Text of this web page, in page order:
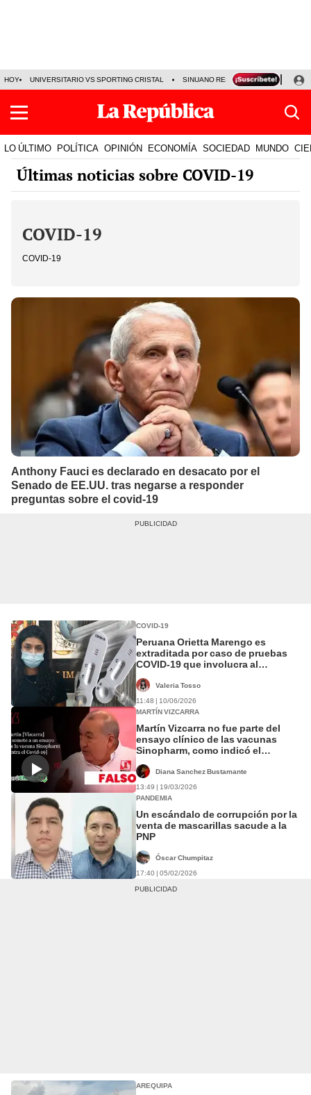
HOY UNIVERSITARIO VS SPORTING CRISTAL SINUANO RESULTADOS HOY
LO ÚLTIMO POLÍTICA OPINIÓN ECONOMÍA SOCIEDAD MUNDO
Últimas noticias sobre COVID-19
COVID-19
COVID-19
Anthony Fauci es declarado en desacato por el
Senado de EE.UU. tras negarse a responder
preguntas sobre el covid-19
COVID-19
Peruana Orietta Marengo es
extraditada por caso de pruebas
COVID-19 que involucra al
BucaramValeria Tosso
11:48 | 10/06/2026
MARTÍN VIZCARRA
Martín Vizcarra no fue parte del
ensayo clínico de las vacunas
Sinopharm, como indicó el
Diana Sanchez Bustamante
13:49 | 19/03/2026
PANDEMIA
Un escándalo de corrupción por la
venta de mascarillas sacude a la
PNP
Óscar Chumpitaz
17:40 | 05/02/2026
AREQUIPA